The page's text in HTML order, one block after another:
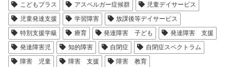
こどもプラス
アスペルガー症候群
児童デイサービス
児童発達支援
学習障害
放課後等デイサービス
特別支援学級
療育 発達障害 子ども
発達障害 支援
発達障害児
知的障害 自閉症
自閉症スペクトラム
障害 児童
障害 支援 障害 教育